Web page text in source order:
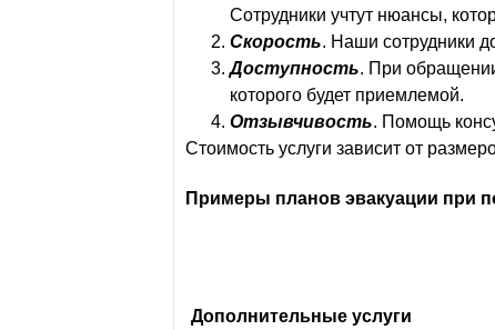
Сотрудники учтут нюансы,
Скорость. Наши сотрудники
Доступность. При
которого будет приемлемой.
Отзывчивость. Помощь
Стоимость услуги зависит от
Примеры планов эвакуации при
Дополнительные услуги